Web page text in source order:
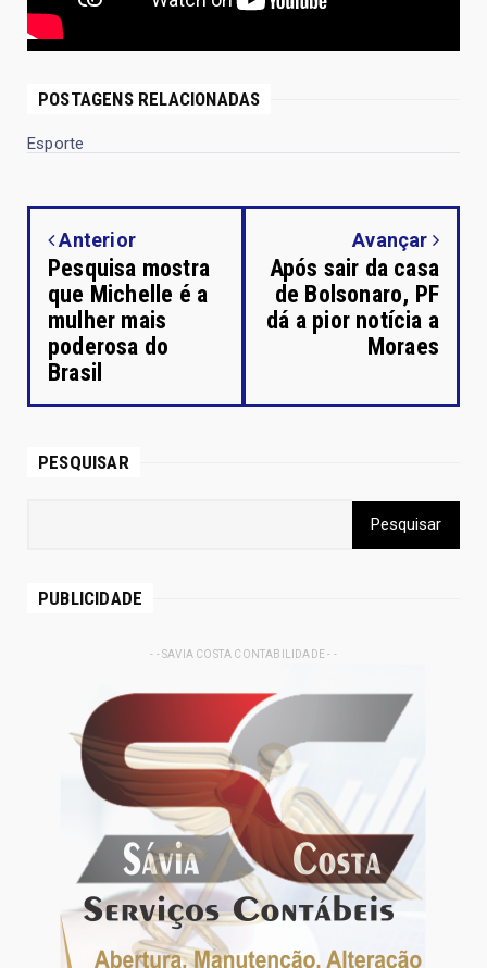
POSTAGENS RELACIONADAS
Esporte
Anterior
Pesquisa mostra
que Michelle é a
mulher mais
poderosa do
Brasil
Avançar
Após sair da casa
de Bolsonaro, PF
dá a pior notícia a
Moraes
PESQUISAR
PUBLICIDADE
- - SAVIA COSTA CONTABILIDADE - -